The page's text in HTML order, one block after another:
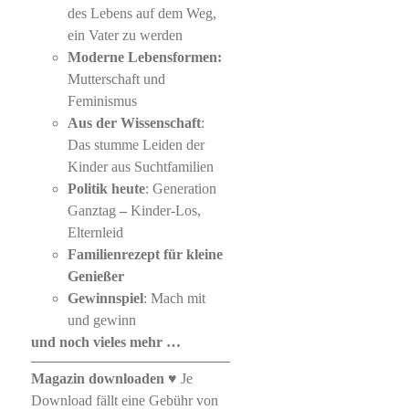
des Lebens auf dem Weg,
ein Vater zu werden
Moderne Lebensformen:
Mutterschaft und
Feminismus
Aus der Wissenschaft:
Das stumme Leiden der
Kinder aus Suchtfamilien
Politik heute: Generation
Ganztag –Kinder-Los,
Elternleid
Familienrezept für kleine
Genießer
Gewinnspiel: Mach mit
und gewinn
und noch vieles mehr …
Magazin downloaden ♥ Je
Download fällt eine Gebühr von